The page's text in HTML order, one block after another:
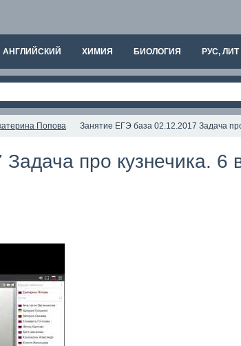
АНГЛИЙСКИЙ ХИМИЯ БИОЛОГИЯ РУС, ЛИТ
Попова Занятие ЕГЭ база 02.12.2017 Задача
про кузнечика. 6